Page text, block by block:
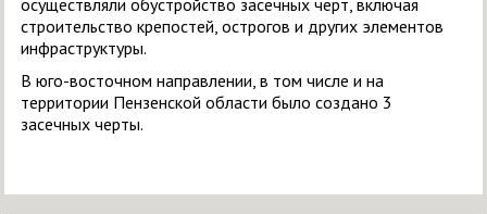
строительство крепостей, острогов и других элементов
инфраструктуры.
В юго-восточном направлении, в том числе и на
территории Пензенской области было создано 3
засечных черты.